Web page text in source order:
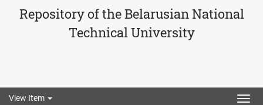
Repository of the Belarusian National
Technical University
View Item